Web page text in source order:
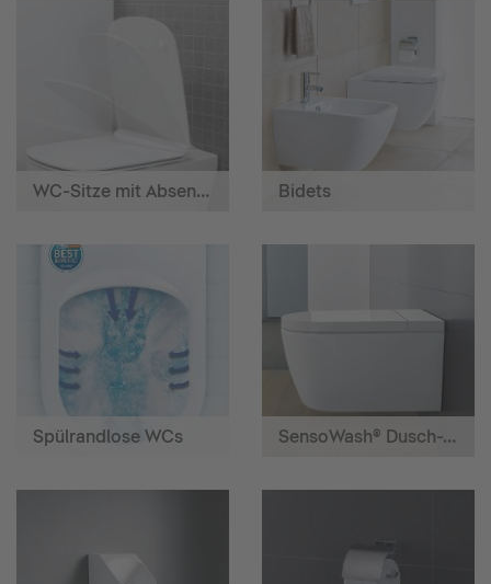
WC-Sitze mit Absenkautomatik Bidets
Spülrandlose WCs SensoWash® Dusch-WCs